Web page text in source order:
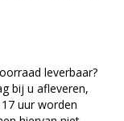
leverbaar?
bij u afleveren,
uur worden